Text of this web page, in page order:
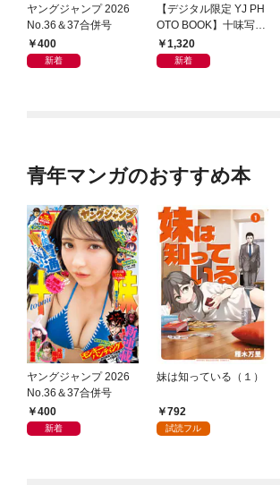
ヤングジャンプ 2026
No.36＆37合併号
400
新着
【デジタル限定 YJ PH
OTO BOOK】十味写真
集「続・『ぽみ』！？
どこでもトレイン・ベ
1,320
新着
青年マンガのおすすめ本
ヤングジャンプ 2026
No.36＆37合併号
400
新着
妹は知っている（１）
792
試読フル